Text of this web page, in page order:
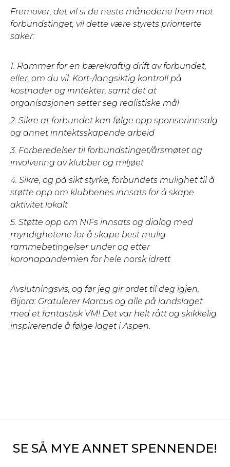
Fremover, det vil si de neste månedene frem mot
forbundstinget, vil dette være styrets prioriterte
saker:
1. Rammer for en bærekraftig drift av forbundet,
eller, om du vil: Kort-/langsiktig kontroll på
kostnader og inntekter, samt det at
organisasjonen setter seg realistiske mål
2. Sikre at forbundet kan følge opp sponsorinnsalg
og annet inntektsskapende arbeid
3. Forberedelser til forbundstinget/årsmøtet og
involvering av klubber og miljøet
4. Sikre, og på sikt styrke, forbundets mulighet til å
støtte opp om klubbenes innsats for å skape
aktivitet lokalt
5. Støtte opp om NIFs innsats og dialog med
myndighetene for å skape best mulig
rammebetingelser under og etter
koronapandemien for hele norsk idrett
Avslutningsvis, og før jeg gir ordet til deg igjen,
Bijora: Gratulerer Marcus og alle på landslaget
med et fantastisk VM! Det var helt rått og skikkelig
inspirerende å følge laget i Aspen.
SE SÅ MYE ANNET SPENNENDE!